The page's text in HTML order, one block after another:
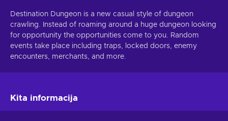
Destination Dungeon is a new casual style of dungeon
crawling. Instead of roaming around a huge dungeon looking
for opportunity the opportunities come to you. Random
events take place including traps, locked doors, enemy
encounters, merchants, and more.
Kita informacija